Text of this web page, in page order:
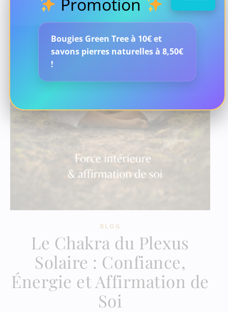
BLOG
Le Chakra du Plexus
Solaire : Confiance,
Énergie et Affirmation de
Soi
Bougies Green Tree à 10€ et
savons pierres naturelles à 8,50€
!